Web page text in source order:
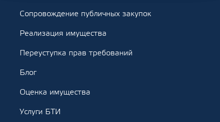
Сопровождение публичных закупок
Реализация имущества
Переуступка прав требований
Блог
Оценка имущества
Услуги БТИ